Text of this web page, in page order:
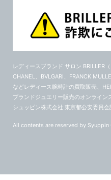
レディースブランド サロン BRILLER（
CHANEL、BVLGARI、FRANCK
などレディース腕時計の買取販売、
ブランドジュエリー販売のオンライン
シュッピン株式会社 東京都公安委員
All contents are reserved by Syuppin